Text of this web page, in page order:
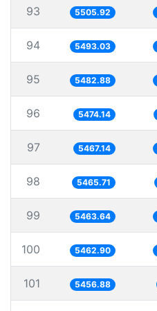
93 5505.92
94 5493.03
95 5482.88
96 5474.14
97 5467.14
98 5465.71
99 5463.64
100 5462.90
101 5456.88